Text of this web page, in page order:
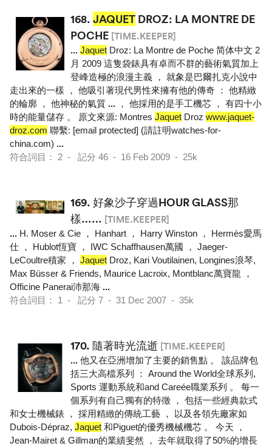
168. JAQUET DROZ: LA MONTRE DE
POCHE [TIME.KEEPER]
... Jaquet Droz: La Montre de Poche 简体中文 2
月 2009 這隻袋錶具有卓而不群的藝術氣質加上
登峰造極的浪漫主義 ， 就象是巴爾扎克小說中
走出來的一樣 ， 他吸引著現代男性來擁有他的傳奇 ： 他精緻
的輪廓 ， 他神秘的氣質 ... ， 他採用的是手工機芯 ， 有四十小
時的能量儲存 。 原文來源: Montres Jaquet Droz www.jaquet-
droz.com 聯繫: [email protected] (請註明watches-for-
china.com) ...
符合詞目： 2 - 記分 46 - 16 Feb 2009 - 25k
169. 好象沙子穿過HOUR GLASS那
樣…… [TIME.KEEPER]
... H. Moser & Cie ， Hanhart ， Harry Winston ， Hermès愛馬
仕 ， Hublot恆寶 ， IWC Schaffhausen萬國 ， Jaeger-
LeCoultre積家 ， Jaquet Droz, Kari Voutilainen, Longines浪琴,
Max Büsser & Friends, Maurice Lacroix, Montblanc萬寶龍 ，
Officine Panerai沛那海 ...
符合詞目： 1 - 記分 7 - 31 Dec 2007 - 35k
170. 隨著時光流逝 [TIME.KEEPER]
... 他又在亞洲增加了主要的銷售點 。 該品牌包
括三大高檔系列 ： Around the World全球系列,
Sports 運動系統和and Careée職業系列 。 每一
個系列有自己獨有的特徵 ， 包括一些經典款式
和女士機械錶 ， 採用精緻的傳統工藝 ， 以及各領先廠家如
Dubois-Dépraz, Jaquet 和Piguet的優秀機械機芯 。 今天 ，
Jean-Mairet & Gillman的業績斐然 ， 去年就取得了50%的增長